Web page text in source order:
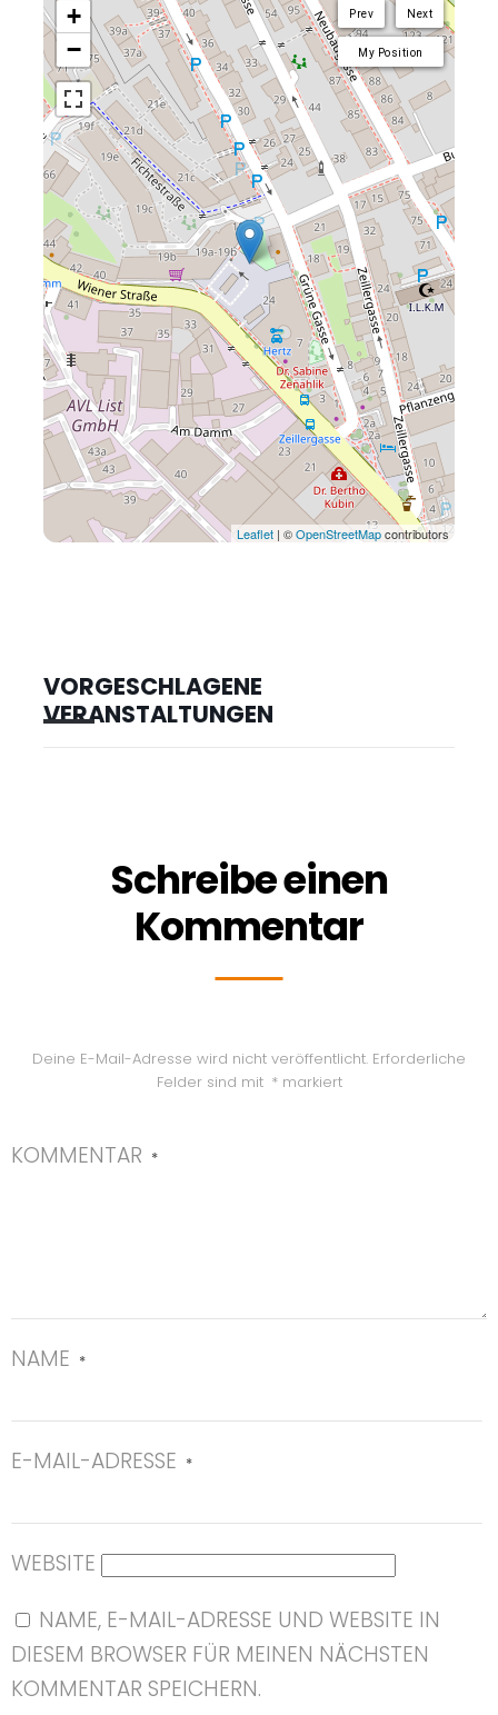
Next
Prev
My Position
+
−
Leaflet | ©OpenStreetMapcontributors
VORGESCHLAGENE
VERANSTALTUNGEN
Schreibe einen
Kommentar
Deine E-Mail-Adresse wird nicht veröffentlicht. Erforderliche
Felder sind mit *markiert
KOMMENTAR *
NAME *
E-MAIL-ADRESSE *
WEBSITE
NAME, E-MAIL-ADRESSE UND WEBSITE IN
DIESEM BROWSER FÜR MEINEN NÄCHSTEN
KOMMENTAR SPEICHERN.